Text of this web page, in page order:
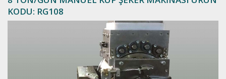
KODU: RG108